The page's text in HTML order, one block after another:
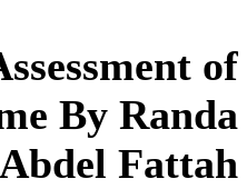
of
By Randa
Abdel Fattah.